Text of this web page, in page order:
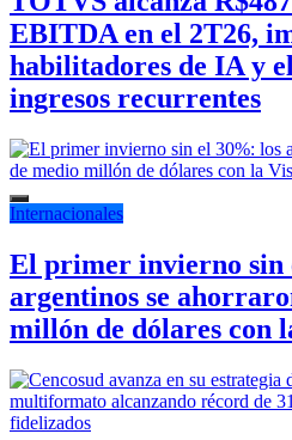
EBITDA en el 2T26,
habilitadores de IA y
ingresos recurrentes
Internacionales
El primer invierno sin
argentinos se
millón de dólares con